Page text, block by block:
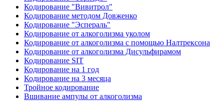
Кодирование "Вивитрол"
Кодирование методом Довженко
Кодирование "Эспераль"
Кодирование от алкоголизма уколом
Кодирование от алкоголизма с помощью Налтрексона
Кодирование от алкоголизма Дисульфирамом
Кодирование SIT
Кодирование на 1 год
Кодирование на 3 месяца
Тройное кодирование
Вшивание ампулы от алкоголизма